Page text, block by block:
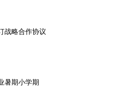
战略合作协议
暑期小学期